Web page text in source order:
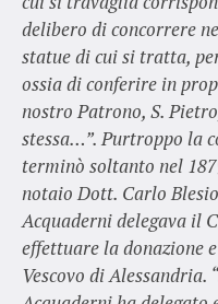
delibero di concorrere
statue di cui si tratta,
ossia di conferire in
nostro Patrono, S.
stessa…”. Purtroppo la
terminò soltanto nel
notaio Dott. Carlo
Acquaderni delegava il
effettuare la donazione
Vescovo di